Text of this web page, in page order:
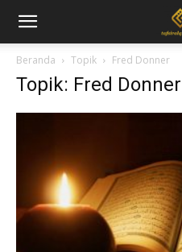
Beranda Topik Fred Donner
Topik: Fred Donner